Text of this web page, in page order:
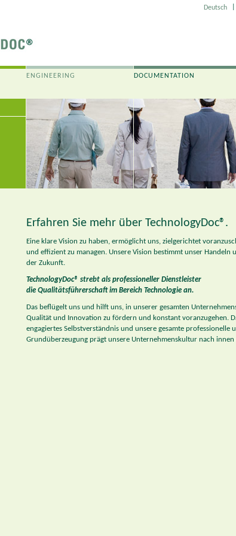
Deutsch
ENGINEERING DOCUMENTATION
Erfahren Sie mehr über TechnologyDoc®.
Eine klare Vision zu haben, ermöglicht uns, zielgerichtet
und effizient zu managen. Unsere Vision bestimmt unser Handeln
der Zukunft.
TechnologyDoc® strebt als professioneller Dienstleister
die Qualitätsführerschaft im Bereich Technologie an.
Das beflügelt uns und hilft uns, in unserer gesamten
Qualität und Innovation zu fördern und konstant voranzugehen.
engagiertes Selbstverständnis und unsere gesamte professionelle
Grundüberzeugung prägt unsere Unternehmenskultur nach innen